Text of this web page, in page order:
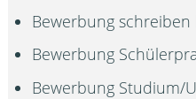
Bewerbung schreiben
Bewerbung
Bewerbung Studium/